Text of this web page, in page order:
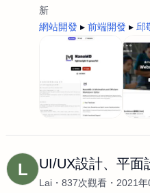
新
網站開發
前端開發 邱
L UI/UX設計、平面
Lai 837次觀看
2021